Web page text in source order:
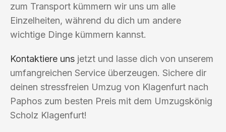
zum Transport kümmern wir uns um alle
Einzelheiten, während du dich um andere
wichtige Dinge kümmern kannst.
Kontaktiere uns jetzt und lasse dich von unserem
umfangreichen Service überzeugen. Sichere dir
deinen stressfreien Umzug von Klagenfurt nach
Paphos zum besten Preis mit dem Umzugskönig
Scholz Klagenfurt!